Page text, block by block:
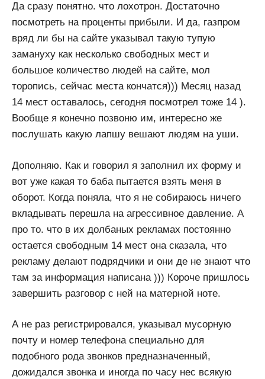
Да сразу понятно. что лохотрон. Достаточно
посмотреть на проценты прибыли. И да, газпром
вряд ли бы на сайте указывал такую тупую
замануху как несколько свободных мест и
большое количество людей на сайте, мол
торопись, сейчас места кончатся))) Месяц назад
14 мест оставалось, сегодня посмотрел тоже 14 ).
Вообще я конечно позвоню им, интересно же
послушать какую лапшу вешают людям на уши.
Дополняю. Как и говорил я заполнил их форму и
вот уже какая то баба пытается взять меня в
оборот. Когда поняла, что я не собираюсь ничего
вкладывать перешла на агрессивное давление. А
про то. что в их долбаных рекламах постоянно
остается свободным 14 мест она сказала, что
рекламу делают подрядчики и они де не знают что
там за информация написана ))) Короче пришлось
завершить разговор с ней на матерной ноте.
А не раз регистрировался, указывал мусорную
почту и номер телефона специально для
подобного рода звонков предназначенный,
дожидался звонка и иногда по часу нес всякую